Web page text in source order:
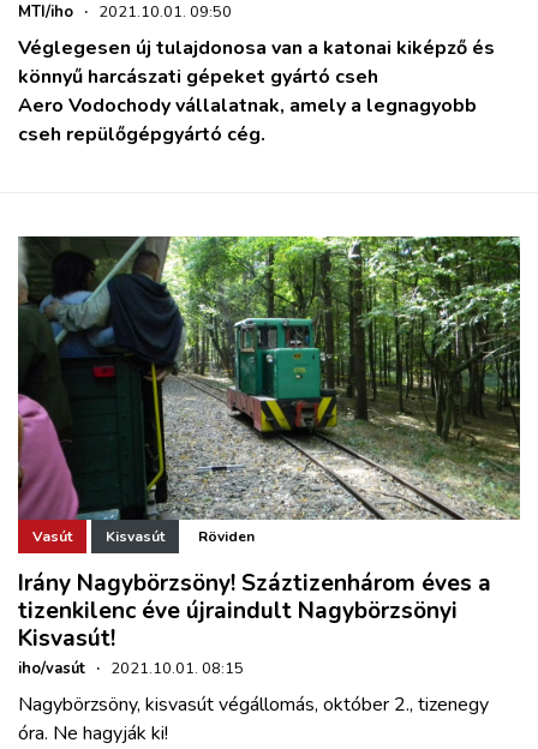
MTI/iho · 2021.10.01. 09:50
Véglegesen új tulajdonosa van a katonai kiképző és
könnyű harcászati gépeket gyártó cseh
Aero Vodochody vállalatnak, amely a legnagyobb
cseh repülőgépgyártó cég.
Vasút Kisvasút Röviden
Irány Nagybörzsöny! Száztizenhárom éves a
tizenkilenc éve újraindult Nagybörzsönyi
Kisvasút!
iho/vasút · 2021.10.01. 08:15
Nagybörzsöny, kisvasút végállomás, október 2., tizenegy
óra. Ne hagyják ki!